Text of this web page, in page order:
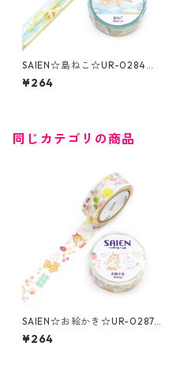
SAIEN☆島ねこ☆UR-0284☆
マスキングテープ
¥264
同じカテゴリの商品
SAIEN☆お絵かき☆UR-0287
☆マスキングテープ
¥264